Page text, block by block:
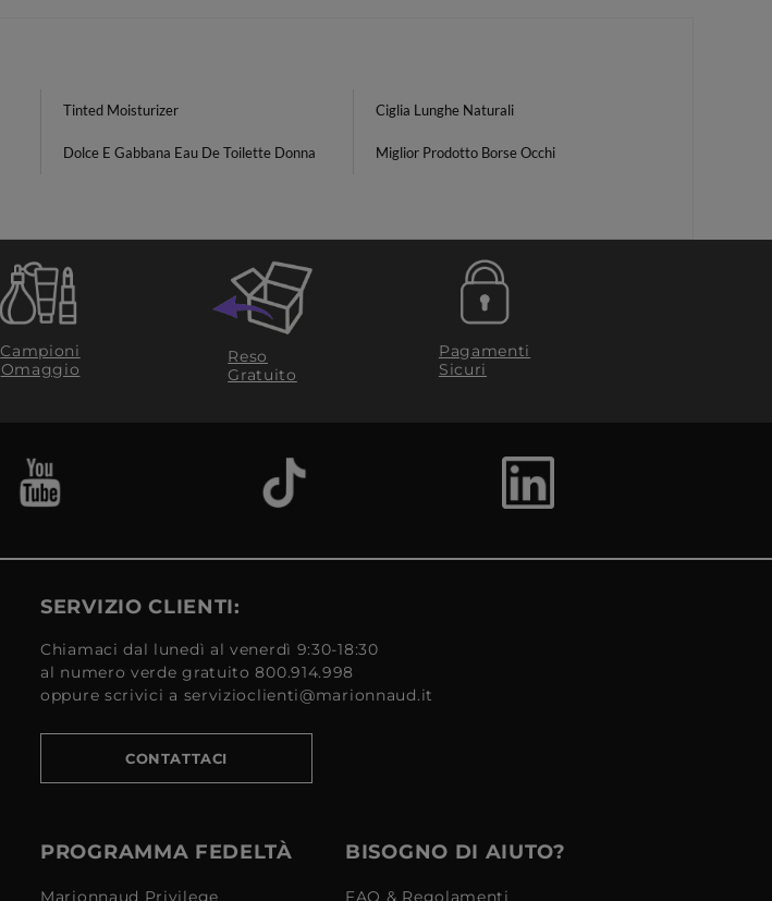
Tinted Moisturizer Ciglia Lunghe Naturali
Dolce E Gabbana Eau De Toilette Donna Miglior Prodotto Borse Occhi
Campioni
Omaggio
Reso
Gratuito
Pagamenti
Sicuri
SERVIZIO CLIENTI:
Chiamaci dal lunedì al venerdì 9:30-18:30
al numero verde gratuito 800.914.998
oppure scrivici a servizioclienti@marionnaud.it
CONTATTACI
PROGRAMMA FEDELTÀ
Marionnaud Privilege
BISOGNO DI AIUTO?
FAQ & Regolamenti